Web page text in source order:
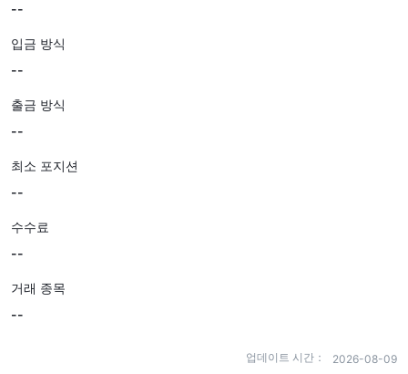
--
입금 방식
--
출금 방식
--
최소 포지션
--
수수료
--
거래 종목
--
업데이트 시간： 2026-08-09